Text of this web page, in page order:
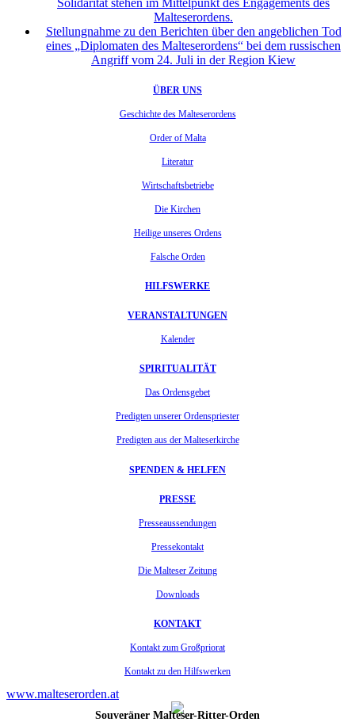
Malteserordens.
Stellungnahme zu den Berichten über den angeblichen Tod
eines „Diplomaten des Malteserordens“ bei dem russischen
Angriff vom 24. Juli in der Region Kiew
ÜBER UNS
Geschichte des Malteserordens
Order of Malta
Literatur
Wirtschaftsbetriebe
Die Kirchen
Heilige unseres Ordens
Falsche Orden
HILFSWERKE
VERANSTALTUNGEN
Kalender
SPIRITUALITÄT
Das Ordensgebet
Predigten unserer Ordenspriester
Predigten aus der Malteserkirche
SPENDEN & HELFEN
PRESSE
Presseaussendungen
Pressekontakt
Die Malteser Zeitung
Downloads
KONTAKT
Kontakt zum Großpriorat
Kontakt zu den Hilfswerken
www.malteserorden.at
Souveräner Malteser-Ritter-Orden